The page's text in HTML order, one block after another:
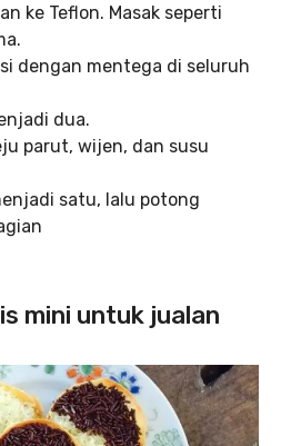
ke Teflon. Masak seperti
dengan mentega di seluruh
dua.
parut, wijen, dan susu
satu, lalu potong
mini untuk jualan